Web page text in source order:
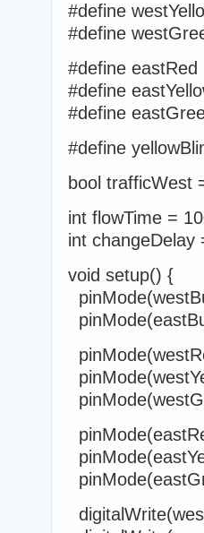
#define
#define
#define eastRed
#define
#define
#define
bool trafficWest
int flowTime =
int changeDelay
void setup() {